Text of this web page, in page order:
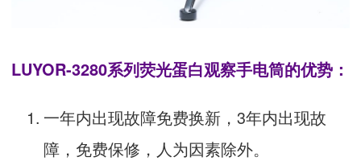
LUYOR-3280系列荧光蛋白观察手电筒的优势：
一年内出现故障免费换新，3年内出现故
障，免费保修，人为因素除外。